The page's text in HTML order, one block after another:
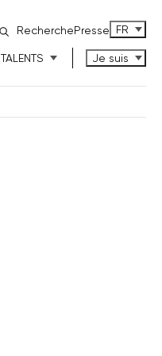
RecherchePresse FR
TALENTS Je suis